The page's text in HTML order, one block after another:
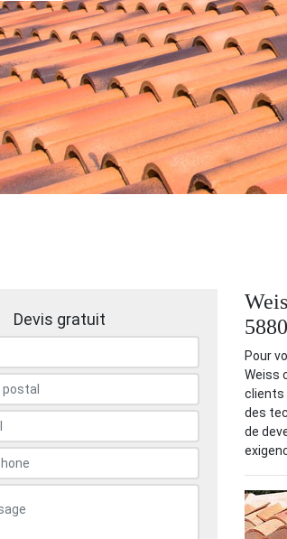
Devis gratuit
Pour
Weiss
clients
des
de